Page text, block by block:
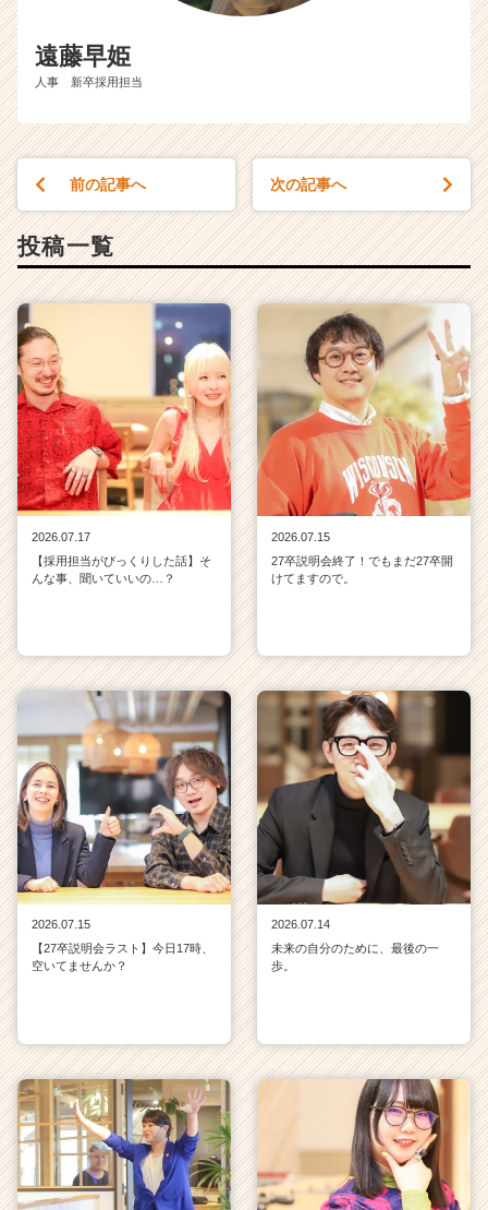
遠藤早姫
人事 新卒採用担当
前の記事へ 次の記事へ
投稿一覧
2026.07.17
【採用担当がびっくりした話】そ
んな事、聞いていいの…？
2026.07.15
27卒説明会終了！でもまだ27卒開
けてますので。
2026.07.15
【27卒説明会ラスト】今日17時、
空いてませんか？
2026.07.14
未来の自分のために、最後の一
歩。